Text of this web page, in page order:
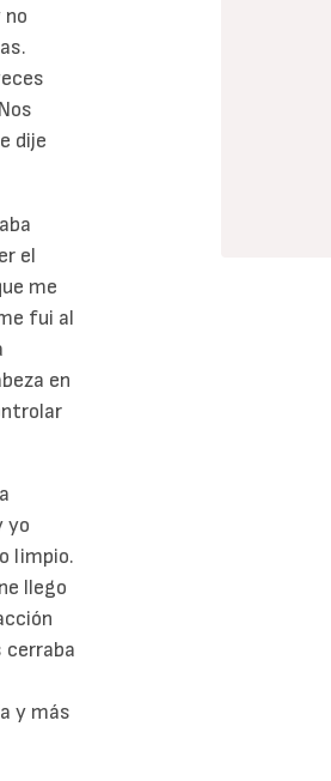
no
dije
el
me
fui al
en
yo
limpio.
llego
cerraba
y más